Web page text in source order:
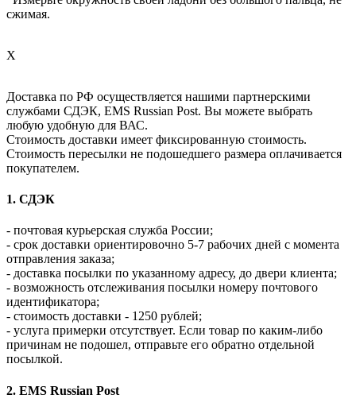
сжимая.
X
Доставка по РФ осуществляется нашими партнерскими
службами СДЭК, EMS Russian Post. Вы можете выбрать
любую удобную для ВАС.
Стоимость доставки имеет фиксированную стоимость.
Стоимость пересылки не подошедшего размера оплачивается
покупателем.
1. СДЭК
- почтовая курьерская служба России;
- срок доставки ориентировочно 5-7 рабочих дней с момента
отправления заказа;
- доставка посылки по указанному адресу, до двери клиента;
- возможность отслеживания посылки номеру почтового
идентификатора;
- стоимость доставки - 1250 рублей;
- услуга примерки отсутствует. Если товар по каким-либо
причинам не подошел, отправьте его обратно отдельной
посылкой.
2. EMS Russian Post